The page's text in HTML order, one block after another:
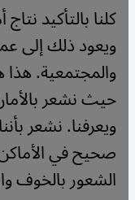
كلنا بالتأكيد
ويعود ذلك إلى
والمجتمعية. هذا
حيث نشعر
ويعرفنا. نشعر
صحيح في الأماكن
الشعور بالخوف